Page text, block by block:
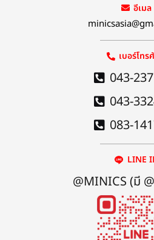
อีเมล
เบอร์โท
043-
043-
083-
LINE
@MINICS (มี